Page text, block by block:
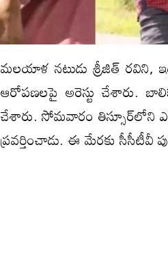
మలయాళ నటుడు శ్రీజిత్ రవిని,
ఆరోపణలపై అరెస్టు చేశారు.
చేశారు. సోమవారం తిస్సూర్‌లోని
ప్రవర్తించాడు. ఈ మేర‌కు సీసీటీవీ